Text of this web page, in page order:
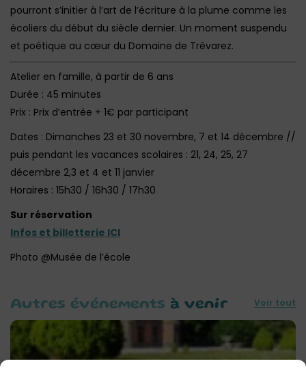
pourront s’initier à l’art de l’écriture à la plume comme les
écoliers du début du siècle dernier. Un moment suspendu
et poétique au cœur du Domaine de Trévarez.
Atelier en famille, à partir de 6 ans
Durée : 45 minutes
Prix : Prix d’entrée + 1€ par participant‎
Dates : Dimanches 23 et 30 novembre, 7 et 14 décembre //
puis pendant les vacances scolaires : 21, 24, 25, 27
décembre 2,3 et 4 et 11 janvier
Horaires : 15h30 / 16h30 / 17h30‎
Sur réservation
Infos et billetterie ICI
Photo @Musée de l’école
Autres événements à venir Voir tout